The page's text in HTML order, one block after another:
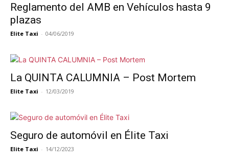
Reglamento del AMB en Vehículos hasta 9
plazas
Elite Taxi - 04/06/2019
La QUINTA CALUMNIA – Post Mortem
Elite Taxi - 12/03/2019
Seguro de automóvil en Élite Taxi
Elite Taxi - 14/12/2023